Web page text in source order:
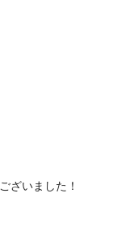
ざいました！